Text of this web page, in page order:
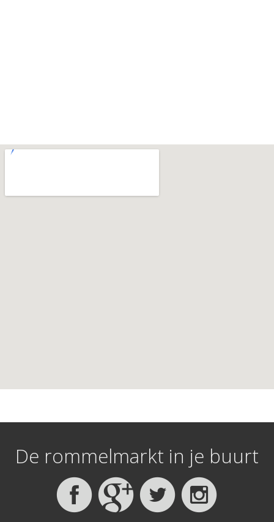
De rommelmarkt in je buurt